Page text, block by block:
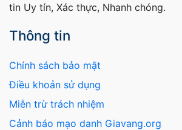
tin Uy tín, Xác thực, Nhanh chóng.
Thông tin
Chính sách bảo mật
Điều khoản sử dụng
Miễn trừ trách nhiệm
Cảnh báo mạo danh Giavang.org